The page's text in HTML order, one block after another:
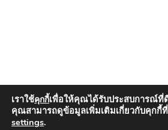
เราใช้คุกกี้เพื่อให้คุณได้รับประสบการณ์ที่
คุณสามารถดูข้อมูลเพิ่มเติมเกี่ยวกับคุกกี้
settings.